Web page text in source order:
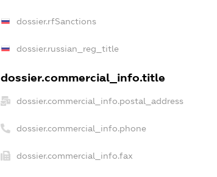
dossier.rfSanctions
dossier.russian_reg_title
dossier.commercial_info.title
dossier.commercial_info.postal_address
dossier.commercial_info.phone
dossier.commercial_info.fax